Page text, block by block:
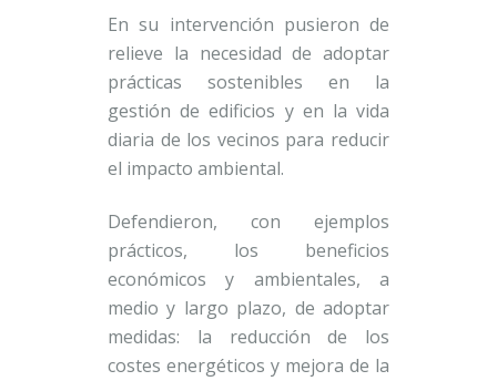
En su intervención pusieron de
relieve la necesidad de adoptar
prácticas sostenibles en la
gestión de edificios y en la vida
diaria de los vecinos para reducir
el impacto ambiental.
Defendieron, con ejemplos
prácticos, los beneficios
económicos y ambientales, a
medio y largo plazo, de adoptar
medidas: la reducción de los
costes energéticos y mejora de la